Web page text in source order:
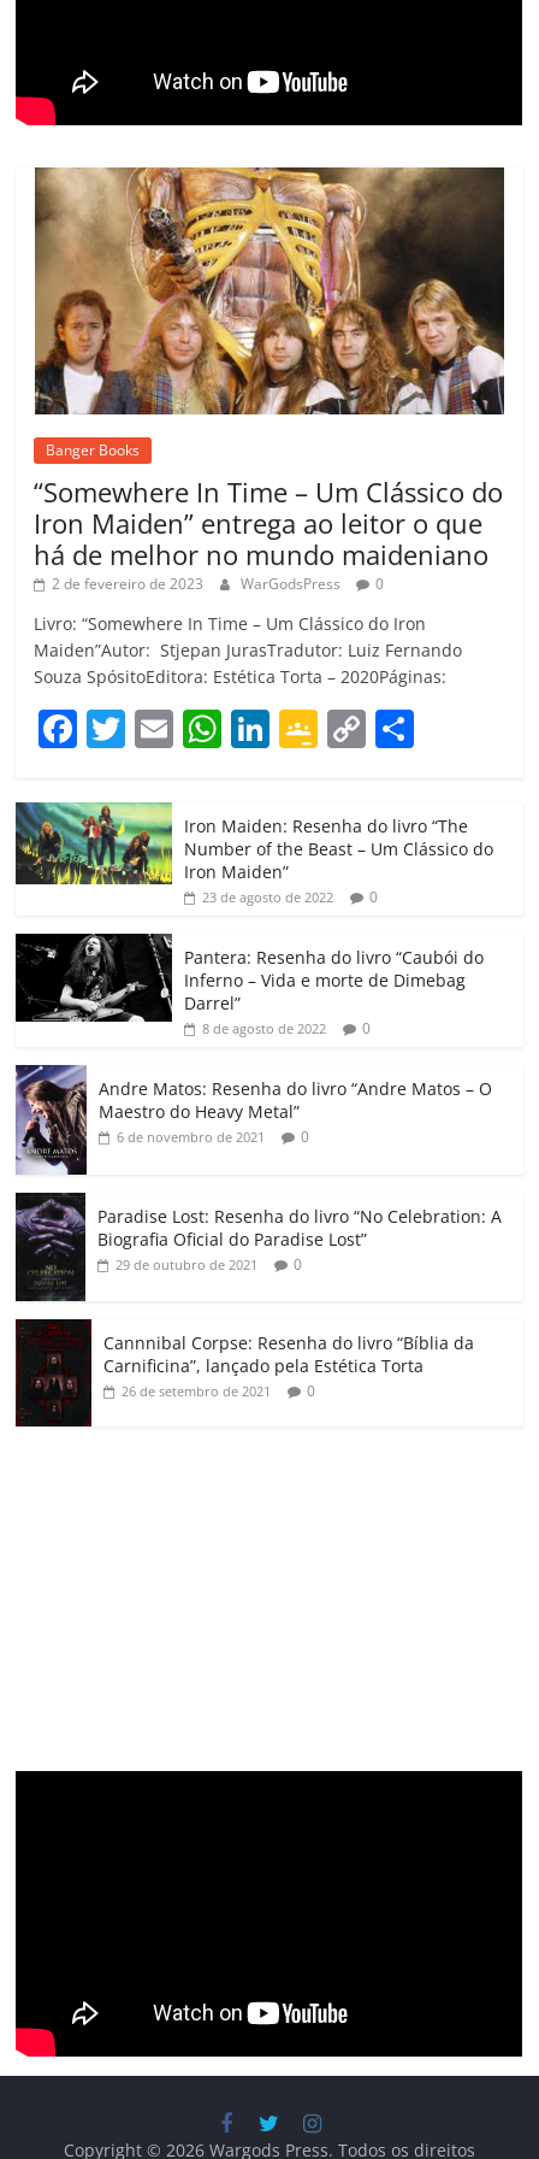
m
Banger Books
“Somewhere In Time – Um Clássico do
Iron Maiden” entrega ao leitor o que
há de melhor no mundo maideniano
2 de fevereiro de 2023 WarGodsPress 0
Livro: “Somewhere In Time – Um Clássico do Iron
Maiden”Autor: Stjepan JurasTradutor: Luiz Fernando
Souza SpósitoEditora: Estética Torta – 2020Páginas:
F
c
e
b
o
o
k
T
itt
er
E W
at
s
A
p
Li
e
dI
G
gl
e
Cl
a
ss
ro
o
C
p
y
Li
k
m
p
h
ar
Iron Maiden: Resenha do livro “The
Number of the Beast – Um Clássico do
Iron Maiden”
23 de agosto de 2022 0
Pantera: Resenha do livro “Caubói do
Inferno – Vida e morte de Dimebag
Darrel”
8 de agosto de 2022 0
Andre Matos: Resenha do livro “Andre Matos – O
Maestro do Heavy Metal”
6 de novembro de 2021 0
Paradise Lost: Resenha do livro “No Celebration: A
Biografia Oficial do Paradise Lost”
29 de outubro de 2021 0
Cannnibal Corpse: Resenha do livro “Bíblia da
Carnificina”, lançado pela Estética Torta
26 de setembro de 2021 0
Copyright © 2026 Wargods Press. Todos os direitos